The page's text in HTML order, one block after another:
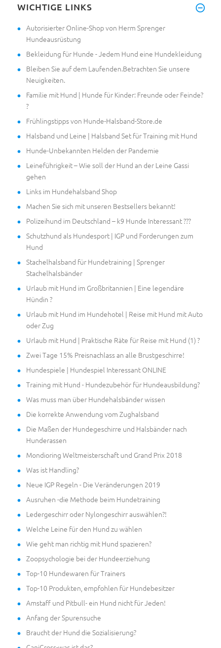
WICHTIGE LINKS
Autorisierter Online-Shop von Herm Sprenger
Hundeausrüstung
Bekleidung für Hunde - Jedem Hund eine Hundekleidung
Bleiben Sie auf dem Laufenden.Betrachten Sie unsere
Neuigkeiten.
Familie mit Hund | Hunde für Kinder: Freunde oder Feinde?
?
Frühlingstipps von Hunde-Halsband-Store.de
Halsband und Leine | Halsband Set für Training mit Hund
Hunde-Unbekannten Helden der Pandemie
Leineführigkeit – Wie soll der Hund an der Leine Gassi
gehen
Links im Hundehalsband Shop
Machen Sie sich mit unseren Bestsellers bekannt!
Polizeihund im Deutschland – k9 Hunde Interessant ???
Schutzhund als Hundesport | IGP und Forderungen zum
Hund
Stachelhalsband für Hundetraining | Sprenger
Stachelhalsbänder
Urlaub mit Hund im Großbritannien | Eine legendäre
Hündin ?
Urlaub mit Hund im Hundehotel | Reise mit Hund mit Auto
oder Zug
Urlaub mit Hund | Praktische Räte für Reise mit Hund (1) ?
Zwei Tage 15% Preisnachlass an alle Brustgeschirre!
Hundespiele | Hundespiel Interessant ONLINE
Training mit Hund - Hundezubehör für Hundeausbildung?
Was muss man über Hundehalsbänder wissen
Die korrekte Anwendung vom Zughalsband
Die Maßen der Hundegeschirre und Halsbänder nach
Hunderassen
Mondioring Weltmeisterschaft und Grand Prix 2018
Was ist Handling?
Neue IGP Regeln - Die Veränderungen 2019
Ausruhen -die Methode beim Hundetraining
Ledergeschirr oder Nylongeschirr auswählen?!
Welche Leine für den Hund zu wählen
Wie geht man richtig mit Hund spazieren?
Zoopsychologie bei der Hundeerziehung
Top-10 Hundewaren für Trainers
Top-10 Produkten, empfohlen für Hundebesitzer
Amstaff und Pitbull- ein Hund nicht für Jeden!
Anfang der Spurensuche
Braucht der Hund die Sozialisierung?